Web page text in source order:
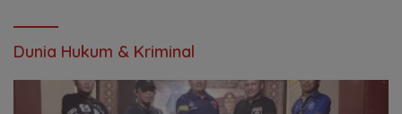
Dunia Hukum & Kriminal